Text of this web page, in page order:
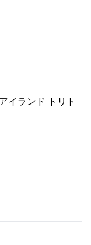
イランド トリト